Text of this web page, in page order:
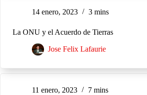
14 enero, 2023 3 mins
La ONU y el Acuerdo de Tierras
Jose Felix Lafaurie
11 enero, 2023 7 mins